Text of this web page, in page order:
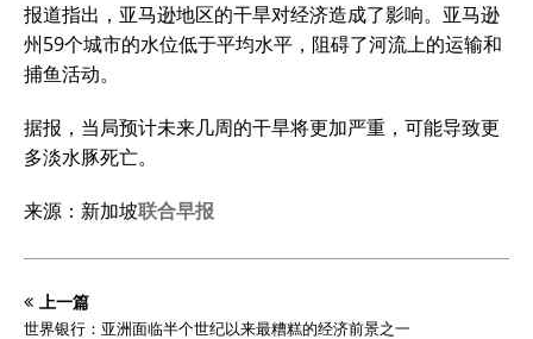
报道指出，亚马逊地区的干旱对经济造成了影响。亚马逊
州59个城市的水位低于平均水平，阻碍了河流上的运输和
捕鱼活动。
据报，当局预计未来几周的干旱将更加严重，可能导致更
多淡水豚死亡。
来源：新加坡联合早报
上一篇
世界银行：亚洲面临半个世纪以来最糟糕的经济前景之一